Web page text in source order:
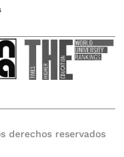
derechos reservados